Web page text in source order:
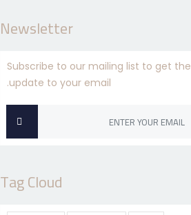
Newsletter
Subscribe to our mailing list to get the
update to your email.
Tag Cloud